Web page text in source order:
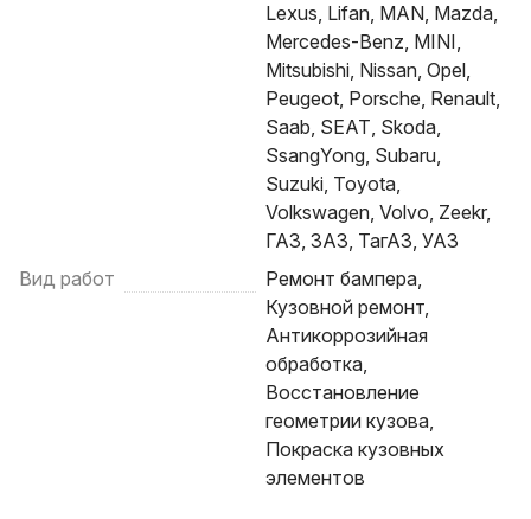
Lexus, Lifan, MAN, Mazda,
Mercedes-Benz, MINI,
Mitsubishi, Nissan, Opel,
Peugeot, Porsche, Renault,
Saab, SEAT, Skoda,
SsangYong, Subaru,
Suzuki, Toyota,
Volkswagen, Volvo, Zeekr,
ГАЗ, ЗАЗ, ТагАЗ, УАЗ
Вид работ
Ремонт бампера,
Кузовной ремонт,
Антикоррозийная
обработка,
Восстановление
геометрии кузова,
Покраска кузовных
элементов